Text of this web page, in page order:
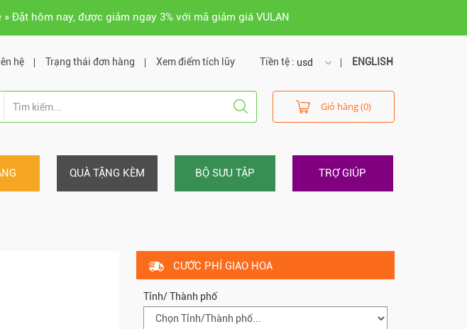
Đặt hôm nay, được giảm ngay 3% với mã giảm giá VULAN
Tiền tệ : usd
usd
vnd
ENGLISH
hệ Trạng thái đơn hàng Xem điểm tích lũy
Giỏ hàng (0)
QUÀ TẶNG KÈM BỘ SƯU TẬP TRỢ GIÚP
CƯỚC PHÍ GIAO HOA
Tỉnh/ Thành phố